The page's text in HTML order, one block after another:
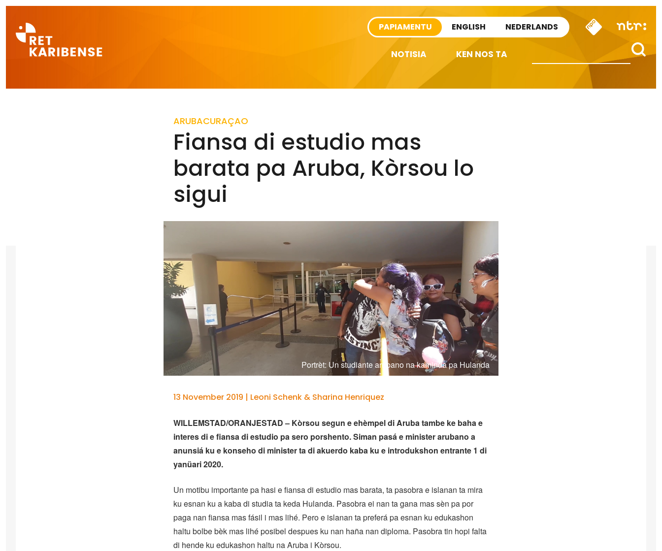
PAPIAMENTU ENGLISH NEDERLANDS
NOTISIA KEN NOS TA
ARUBACURAÇAO
Fiansa di estudio mas
barata pa Aruba, Kòrsou lo
sigui
Portrèt: Un studiante arubano na kaminda pa Hulanda
13 November 2019 | Leoni Schenk & Sharina Henriquez
WILLEMSTAD/ORANJESTAD – Kòrsou segun e ehèmpel di Aruba tambe ke baha e
interes di e fiansa di estudio pa sero porshento. Siman pasá e minister arubano a
anunsiá ku e konseho di minister ta di akuerdo kaba ku e introdukshon entrante 1 di
yanüari 2020.
Un motibu importante pa hasi e fiansa di estudio mas barata, ta pasobra e islanan ta mira
ku esnan ku a kaba di studia ta keda Hulanda. Pasobra ei nan ta gana mas sèn pa por
paga nan fiansa mas fásil i mas lihé. Pero e islanan ta preferá pa esnan ku edukashon
haltu bolbe bèk mas lihé posibel despues ku nan haña nan diploma. Pasobra tin hopi falta
di hende ku edukashon haltu na Aruba i Kòrsou.